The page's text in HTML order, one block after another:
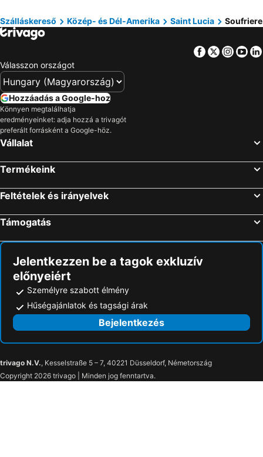
Szálláskereső Közép- és Dél-Amerika Saint Lucia Soufriere
Facebook
Twitter
Válasszon országot
Hozzáadás a Google-hoz
Könnyen megtalálhatja
eredményeinket: adja hozzá a trivagót
preferált forrásként a Google-höz.
Vállalat
Termékeink
Feltételek és irányelvek
Támogatás
Jelentkezzen be a tagok exkluzív
előnyeiért
Személyre szabott élmény
Hűségajánlatok és tagsági árak
Bejelentkezés
trivago N.V., Kesselstraße 5 – 7, 40221 Düsseldorf, Németország
Copyright 2026 trivago | Minden jog fenntartva.